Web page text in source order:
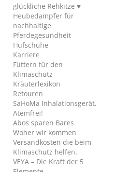
glückliche Rehkitze ♥
Heubedampfer für
nachhaltige
Pferdegesundheit
Hufschuhe
Karriere
Füttern für den
Klimaschutz
Kräuterlexikon
Retouren
SaHoMa Inhalationsgerät.
Atemfrei!
Abos sparen Bares
Woher wir kommen
Versandkosten die beim
Klimaschutz helfen.
VEYA – Die Kraft der 5